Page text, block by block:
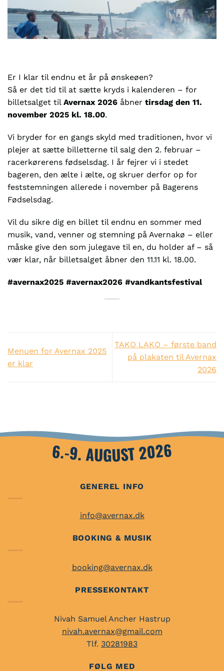
Er I klar til endnu et år på ønskeøen?
Så er det tid til at sætte kryds i kalenderen – for
billetsalget til Avernax 2026 åbner tirsdag den 11.
november 2025 kl. 18.00.
Vi bryder for en gangs skyld med traditionen, hvor vi
plejer at sætte billetterne til salg den 2. februar –
racerkørerens fødselsdag. I år fejrer vi i stedet
bageren, den ælte i ælte, og skruer derfor op for
feststemningen allerede i november på Bagerens
Fødselsdag.
Vil du sikre dig en billet til endnu en sommer med
musik, vand, venner og stemning på Avernakø – eller
måske give den som julegave til en, du holder af – så
vær klar, når billetsalget åbner den 11.11 kl. 18.00.
#avernax2025 #avernax2026 #vandkantsfestival
Menuen for Avernax 2025
er klar
TAKO LAKO – første band
på plakaten til Avernax
2026
6.-9. AUGUST 2026
GENEREL INFO
info@avernax.dk
BOOKING & MUSIK
booking@avernax.dk
PRESSEKONTAKT
Nivah Samuel Ancher Hastrup
nivah.avernax@gmail.com
Tlf. 30281983
FØLG MED